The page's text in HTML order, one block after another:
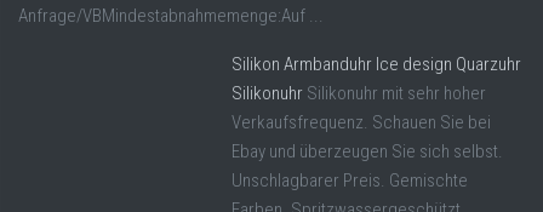
Anfrage/VBMindestabnahmemenge:Auf ...
Silikon Armbanduhr Ice design Quarzuhr
Silikonuhr Silikonuhr mit sehr hoher
Verkaufsfrequenz. Schauen Sie bei
Ebay und überzeugen Sie sich selbst.
Unschlagbarer Preis. Gemischte